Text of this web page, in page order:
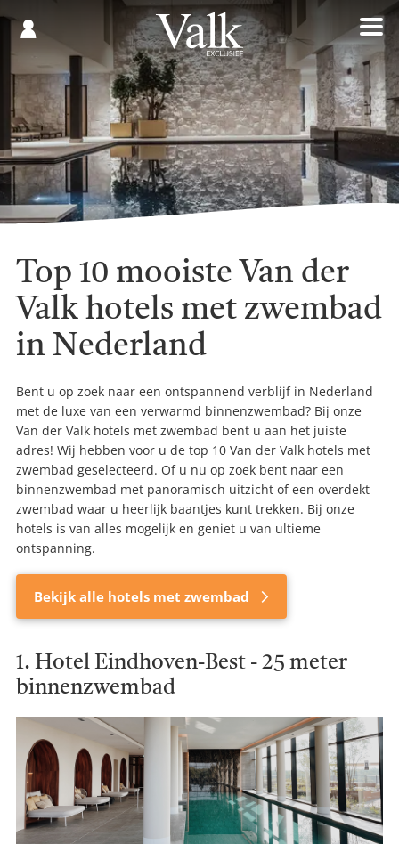
Top 10 mooiste Van der
Valk hotels met zwembad
in Nederland
Bent u op zoek naar een ontspannend verblijf in Nederland
met de luxe van een verwarmd binnenzwembad? Bij onze
Van der Valk hotels met zwembad bent u aan het juiste
adres! Wij hebben voor u de top 10 Van der Valk hotels met
zwembad geselecteerd. Of u nu op zoek bent naar een
binnenzwembad met panoramisch uitzicht of een overdekt
zwembad waar u heerlijk baantjes kunt trekken. Bij onze
hotels is van alles mogelijk en geniet u van ultieme
ontspanning.
Bekijk alle hotels met zwembad
1. Hotel Eindhoven-Best - 25 meter
binnenzwembad